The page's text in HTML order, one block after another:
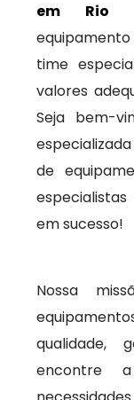
em Rio
time
valores
Seja bem-
de
em sucesso!
Nossa
qualidade,
encontre